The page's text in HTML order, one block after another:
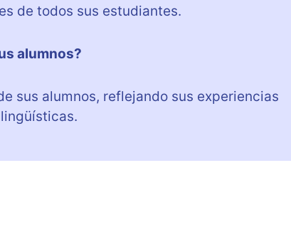
de todos sus estudiantes.
alumnos?
sus alumnos, reflejando sus experiencias